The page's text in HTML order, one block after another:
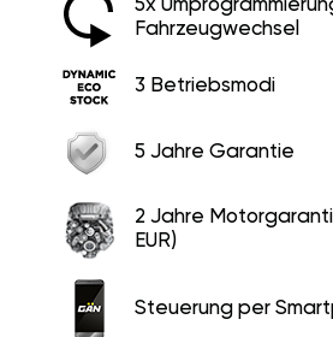
5x
Fahrzeugwechsel
3 Betriebsmodi
5 Jahre Garantie
2 Jahre
EUR)
Steuerung per